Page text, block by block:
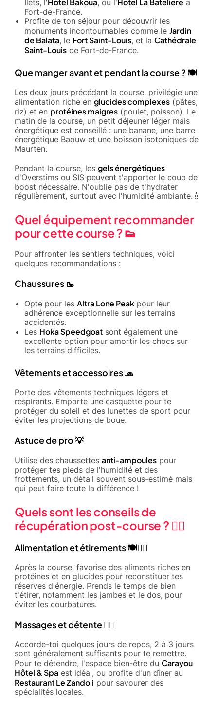
Ilets, l' Hotel Bakoua, ou l' Hotel La Batelière à
Fort-de-France.
Profite de ton séjour pour découvrir les
monuments incontournables comme le Jardin
de Balata, le Fort Saint-Louis, et la Cathédrale
Saint-Louis de Fort-de-France.
Que manger avant et pendant la course ? 🍽️
Les deux jours précédant la course, privilégie une
alimentation riche en glucides complexes (pâtes,
riz) et en protéines maigres (poulet, poisson). Le
matin de la course, un petit déjeuner léger mais
énergétique est conseillé : une banane, une barre
énergétique Baouw et une boisson isotoniques de
Maurten.
Pendant la course, les gels énergétiques
d'Overstims ou SIS peuvent t'apporter le coup de
boost nécessaire. N'oublie pas de t'hydrater
régulièrement, surtout avec l'humidité ambiante.💧
Quel équipement recommander
pour cette course ? 👟
Pour affronter les sentiers techniques, voici
quelques recommandations :
Chaussures 🥾
Opte pour les Altra Lone Peak pour leur
adhérence exceptionnelle sur les terrains
accidentés.
Les Hoka Speedgoat sont également une
excellente option pour amortir les chocs sur
les terrains difficiles.
Vêtements et accessoires 🧢
Porte des vêtements techniques légers et
respirants. Emporte une casquette pour te
protéger du soleil et des lunettes de sport pour
éviter les projections de boue.
Astuce de pro 💡
Utilise des chaussettes anti-ampoules pour
protéger tes pieds de l'humidité et des
frottements, un détail souvent sous-estimé mais
qui peut faire toute la différence !
Quels sont les conseils de
récupération post-course ? 🧘‍♂️
Alimentation et étirements 🍽️🧘‍♂️
Après la course, favorise des aliments riches en
protéines et en glucides pour reconstituer tes
réserves d'énergie. Prends le temps de bien
t'étirer, notamment les jambes et le dos, pour
éviter les courbatures.
Massages et détente 💆‍♂️
Accorde-toi quelques jours de repos, 2 à 3 jours
sont généralement suffisants pour te remettre.
Pour te détendre, l'espace bien-être du Carayou
Hôtel & Spa est idéal, ou profite d'un dîner au
Restaurant Le Zandoli pour savourer des
spécialités locales.